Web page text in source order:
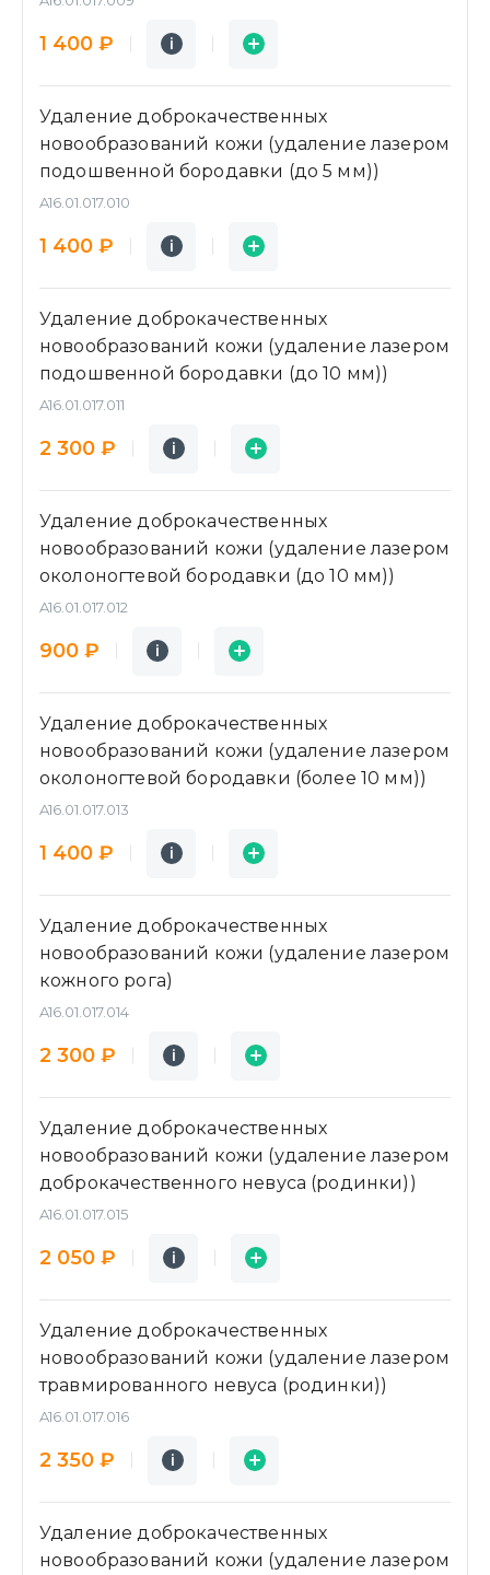
1 400 ₽ i
Подробнее
i
Заявка
Удаление доброкачественных
новообразований кожи (удаление лазером
подошвенной бородавки (до 5 мм))
A16.01.017.010
1 400 ₽ i
Подробнее
i
Заявка
Удаление доброкачественных
новообразований кожи (удаление лазером
подошвенной бородавки (до 10 мм))
A16.01.017.011
2 300 ₽ i
Подробнее
i
Заявка
Удаление доброкачественных
новообразований кожи (удаление лазером
околоногтевой бородавки (до 10 мм))
A16.01.017.012
900 ₽ i
Подробнее
i
Заявка
Удаление доброкачественных
новообразований кожи (удаление лазером
околоногтевой бородавки (более 10 мм))
A16.01.017.013
1 400 ₽ i
Подробнее
i
Заявка
Удаление доброкачественных
новообразований кожи (удаление лазером
кожного рога)
A16.01.017.014
2 300 ₽ i
Подробнее
i
Заявка
Удаление доброкачественных
новообразований кожи (удаление лазером
доброкачественного невуса (родинки))
A16.01.017.015
2 050 ₽ i
Подробнее
i
Заявка
Удаление доброкачественных
новообразований кожи (удаление лазером
травмированного невуса (родинки))
A16.01.017.016
2 350 ₽ i
Подробнее
i
Заявка
Удаление доброкачественных
новообразований кожи (удаление лазером